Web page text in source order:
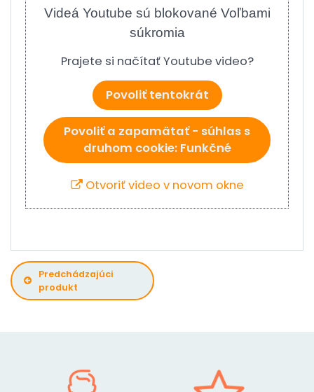
Videá Youtube sú blokované Voľbami
súkromia
Prajete si načítať Youtube video?
Povoliť tentokrát
Povoliť a zapamätať - súhlas s
druhom cookie: Funkčné
Otvoriť video v novom okne
Predchádzajúci
produkt